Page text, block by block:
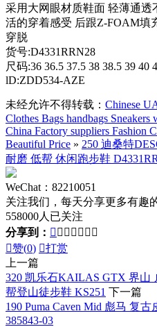
采用大网眼材质鞋面 轻薄通透
活的穿着感受 后跟Z-FOAM填
穿脱
货号:D4331RRN28
尺码:36 36.5 37.5 38 38.5 39 40
lD:ZDD534-AZE
未经允许不得转载： Chinese
Clothes Bags handbags
China Factory suppliers Fashion
Beautiful Price » 250 迪桑特
耐磨 低帮 休闲跑步鞋
WeChat：82210051
关注我们，每天分享更多有趣
558000人已关注
分享到：       
赞(0) 打赏
上一篇
320 凯乐石KAILAS GTX 界山
帮登山徒步鞋 KS251 下一篇
190 Puma Caven Mid 彪马 复
385843-03